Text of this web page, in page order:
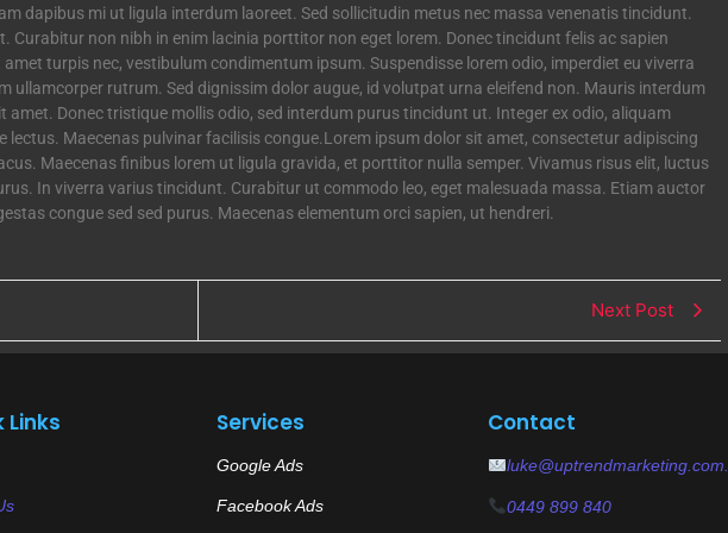
dapibus mi ut ligula interdum laoreet. Sed sollicitudin metus nec massa venenatis tincidunt.
Curabitur non nibh in enim lacinia porttitor non eget lorem. Donec tincidunt felis ac sapien
turpis nec, vestibulum condimentum ipsum. Suspendisse lorem odio, imperdiet eu viverra
ullamcorper rutrum. Sed dignissim dolor augue, id volutpat urna eleifend non. Mauris interdum
amet. Donec tristique mollis odio, sed interdum purus tincidunt ut. Integer ex odio, aliquam
Maecenas pulvinar facilisis congue.Lorem ipsum dolor sit amet, consectetur adipiscing
Maecenas finibus lorem ut ligula gravida, et porttitor nulla semper. Vivamus risus elit, luctus
In viverra varius tincidunt. Curabitur ut commodo leo, eget malesuada massa. Etiam auctor
congue sed sed purus. Maecenas elementum orci sapien, ut hendreri.
Next Post
Links Services
Google Ads
Facebook Ads
Contact
0449 899 840